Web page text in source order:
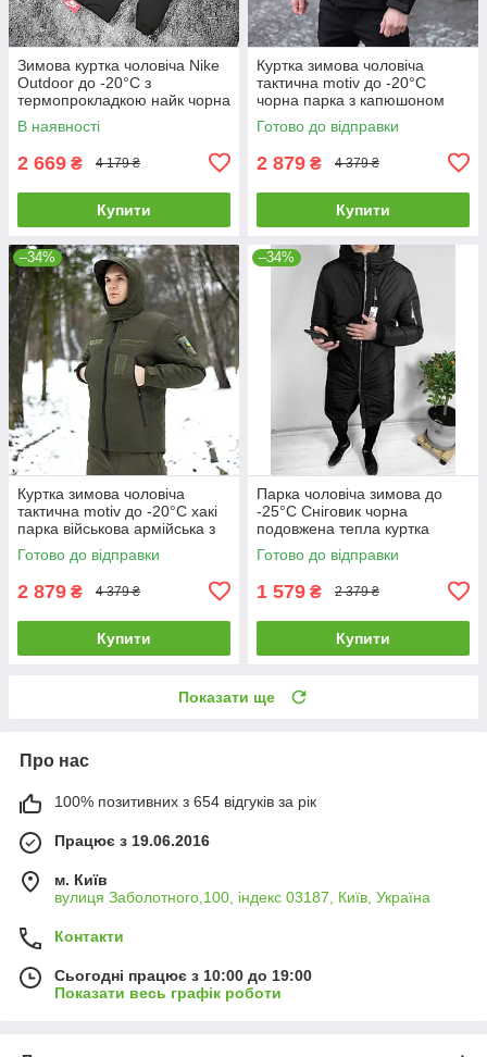
Зимова куртка чоловіча Nike
Outdoor до -20°C з
термопрокладкою найк чорна
В наявності
2 669 ₴ 4 179 ₴
Купити
Куртка зимова чоловіча
тактична motiv до -20°C
чорна парка з капюшоном
Готово до відправки
2 879 ₴ 4 379 ₴
Купити
–34%
Куртка зимова чоловіча
тактична motiv до -20°C хакі
парка військова армійська з
шевронами
Готово до відправки
2 879 ₴ 4 379 ₴
Купити
–34%
Парка чоловіча зимова до
-25°C Сніговик чорна
подовжена тепла куртка
пальто
Готово до відправки
1 579 ₴ 2 379 ₴
Купити
Показати ще
Про нас
100% позитивних з 654 відгуків за рік
Працює з 19.06.2016
м. Київ
вулиця Заболотного,100, індекс 03187, Київ, Україна
Контакти
Сьогодні працює з 10:00 до 19:00
Показати весь графік роботи